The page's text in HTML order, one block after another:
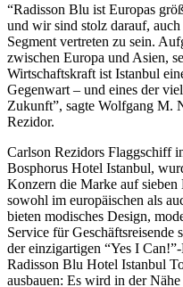
“Radisson Blu ist Europas
und wir sind stolz darauf,
Segment vertreten zu sein.
zwischen Europa und Asien,
Wirtschaftskraft ist Istanbul
Gegenwart – und eines der
Zukunft”, sagte Wolfgang M.
Rezidor.
Carlson Rezidors Flaggschiff
Bosphorus Hotel Istanbul,
Konzern die Marke auf
sowohl im europäischen als
bieten modisches Design,
Service für
der einzigartigen “Yes I
Radisson Blu Hotel Istanbul
ausbauen: Es wird in der